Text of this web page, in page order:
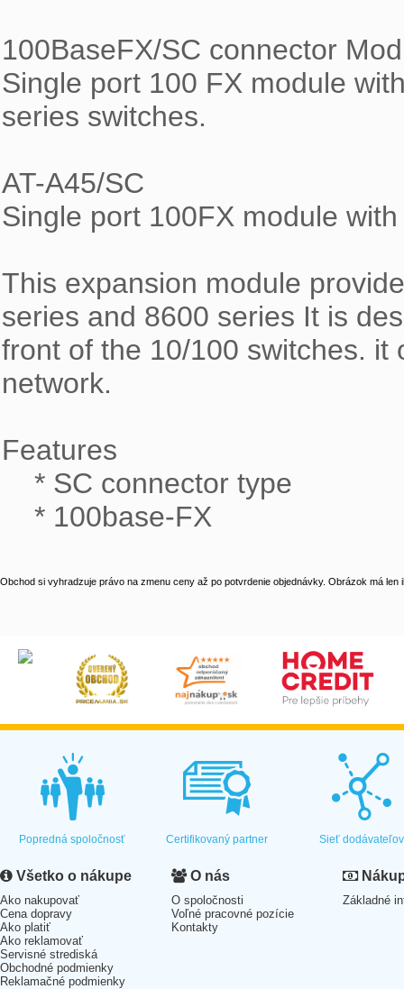
100BaseFX/SC connector
Single port 100 FX module
series switches.
AT-A45/SC
Single port 100FX module
This expansion module
series and 8600 series It is
front of the 10/100 switches. it
network.
Features
    * 100base-FX
Obchod si vyhradzuje právo na zmenu ceny až po potvrdenie objednávky. Obrázok má len
Popredná spoločnosť Certifikovaný partner Sieť dodávateľov
Všetko o nákupe
Ako nakupovať
Cena dopravy
Ako platiť
Ako reklamovať
Servisné strediská
Obchodné podmienky
Reklamačné podmienky
O nás
O spoločnosti
Voľné pracovné pozície
Kontakty
Základné